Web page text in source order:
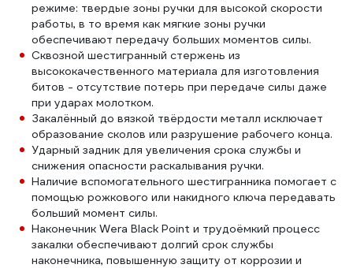
режиме: твердые зоны ручки для высокой скорости
работы, в то время как мягкие зоны ручки
обеспечивают передачу больших моментов силы.
Сквозной шестигранный стержень из
высококачественного материала для изготовления
битов - отсутствие потерь при передаче силы даже
при ударах молотком.
Закалённый до вязкой твёрдости металл исключает
образование сколов или разрушение рабочего конца.
Ударный задник для увеличения срока службы и
снижения опасности раскалывания ручки.
Наличие вспомогательного шестигранника помогает с
помощью рожкового или накидного ключа передавать
больший момент силы.
Наконечник Wera Black Point и трудоёмкий процесс
закалки обеспечивают долгий срок службы
наконечника, повышенную защиту от коррозии и